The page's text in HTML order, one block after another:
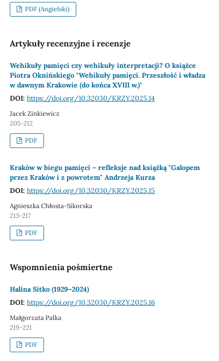
PDF (Angielski)
Artykuły recenzyjne i recenzje
Wehikuły pamięci czy wehikuły interpretacji? O książce
Piotra Oknińskiego "Wehikuły pamięci. Przeszłość i władza
w dawnym Krakowie (do końca XVIII w.)"
DOI: https://doi.org/10.32030/KRZY.2025.14
Jacek Zinkiewicz
205-212
PDF
Kraków w biegu pamięci – refleksje nad książką "Galopem
przez Kraków i z powrotem" Andrzeja Kurza
DOI: https://doi.org/10.32030/KRZY.2025.15
Agnieszka Chłosta-Sikorska
213-217
PDF
Wspomnienia pośmiertne
Halina Sitko (1929–2024)
DOI: https://doi.org/10.32030/KRZY.2025.16
Małgorzata Palka
219-221
PDF